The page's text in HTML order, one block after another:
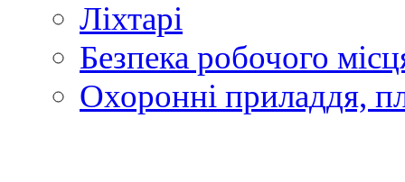
Ліхтарі
Безпека робочого
Охоронні приладдя,